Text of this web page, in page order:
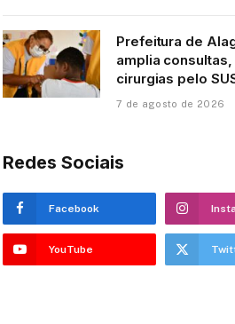
Prefeitura de
amplia
cirurgias pelo
7 de agosto de 2026
Redes Sociais
Facebook
YouTube